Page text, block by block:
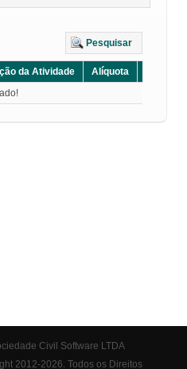
Pesquisar
da Atividade Alíquota
Civil Software LTDA
2012-2026. Todos os Direitos